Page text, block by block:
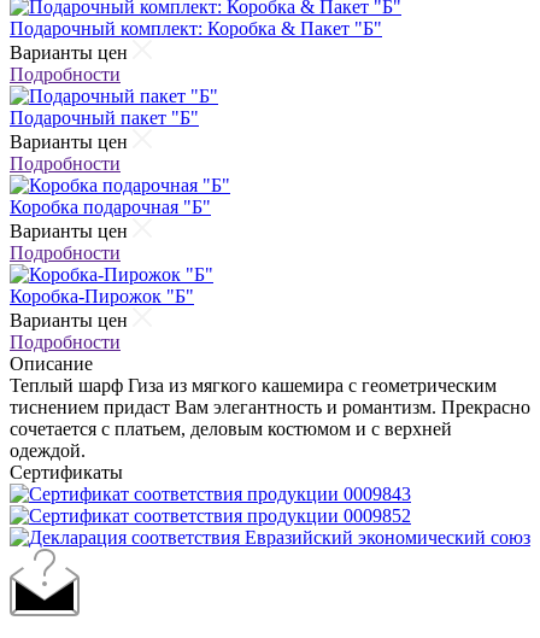
Подарочный комплект: Коробка & Пакет "Б"
Варианты цен
Подробности
Подарочный пакет "Б"
Варианты цен
Подробности
Коробка подарочная "Б"
Варианты цен
Подробности
Коробка-Пирожок "Б"
Варианты цен
Подробности
Описание
Теплый шарф Гиза из мягкого кашемира c геометрическим
тиснением придаст Вам элегантность и романтизм. Прекрасно
сочетается с платьем, деловым костюмом и с верхней
одеждой.
Сертификаты